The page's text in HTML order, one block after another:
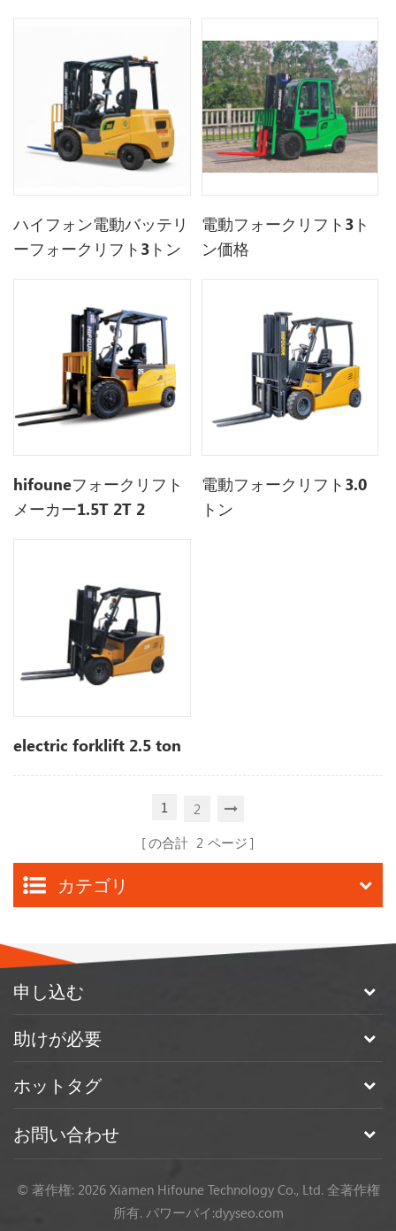
ハイフォン電動バッテリ
ーフォークリフト3トン
電動フォークリフト3ト
ン価格
hifouneフォークリフト
メーカー1.5T 2T 2
電動フォークリフト3.0
トン
electric forklift 2.5 ton
1
2
の合計 2 ページ
カテゴリ
申し込む
助けが必要
ホットタグ
お問い合わせ
© 著作権: 2026 Xiamen Hifoune Technology Co., Ltd. 全著作権
所有. パワーバイ:dyyseo.com